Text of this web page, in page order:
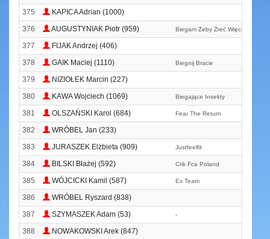
375
KAPICA Adrian (1000)
376
AUGUSTYNIAK Piotr (959) Biegam Żeby Żreć Więcej
377
FIJAK Andrzej (406)
378
GAIK Maciej (1110) Biegnij Bracie
379
NIZIOŁEK Marcin (227)
380
KAWA Wojciech (1069) Biegające Insekty
381 OLSZAŃSKI Karol (684) Fear The Return
382
WRÓBEL Jan (233)
383
JURASZEK Elżbieta (909) Justfeelfit
384 BILSKI Błażej (592) Crik Fca Poland
385 WÓJCICKI Kamil (587) Ex Team
386
WRÓBEL Ryszard (838)
387
SZYMASZEK Adam (53) -
388 NOWAKOWSKI Arek (847)